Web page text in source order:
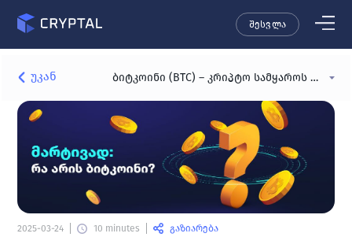
შესვლა
უკან ბიტკოინი (BTC) – კრიპტო სამყაროს ლიდერი
2025-03-24 10 minutes გაზიარება